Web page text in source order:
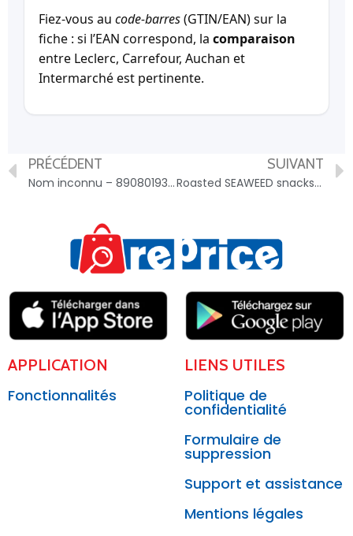
Fiez-vous au code-barres(GTIN/EAN) sur la
fiche : si l’EAN correspond, la comparaison
entre Leclerc, Carrefour, Auchan et
Intermarché est pertinente.
PRÉCÉDENT
Nom inconnu – 8908019312348
SUIVANT
Roasted SEAWEED snacks organic – 8801052092997
APPLICATION
Fonctionnalités
LIENS UTILES
Politique de
confidentialité
Formulaire de
suppression
Support et assistance
Mentions légales